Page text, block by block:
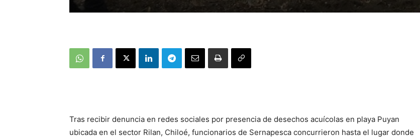
Tras recibir denuncia en redes sociales por presencia de desechos acuícolas en playa Puyan
ubicada en el sector Rilan, Chiloé, funcionarios de Sernapesca concurrieron hasta el lugar donde